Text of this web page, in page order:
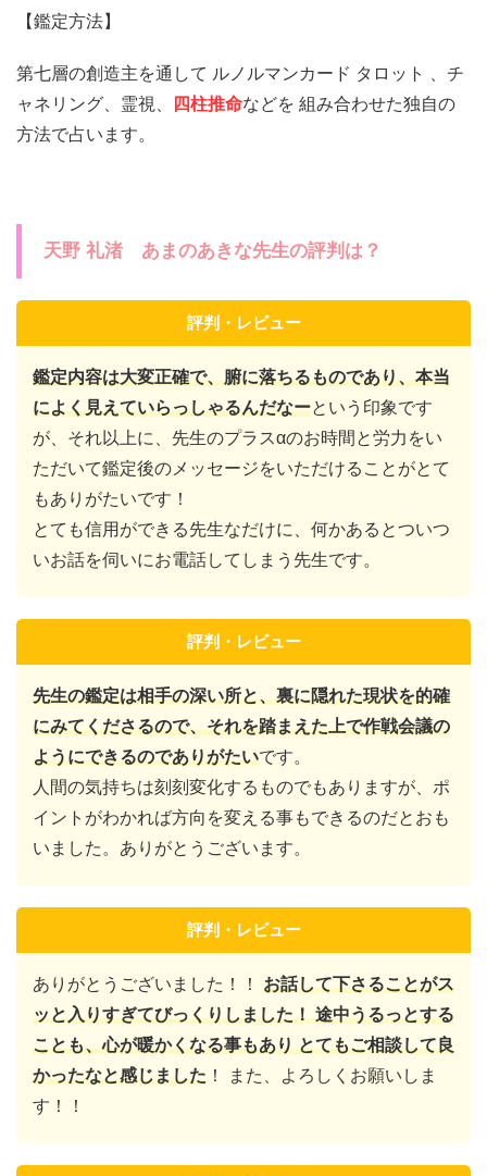
【鑑定方法】
第七層の創造主を通して ルノルマンカード タロット 、チ
ャネリング、霊視、
四柱推命などを 組み合わせた独自の
方法で占います。
天野 礼渚 あまのあきな先生の評判は？
評判・レビュー
鑑定内容は大変正確で、腑に落ちるものであり、本当
によく見えていらっしゃるんだなーという印象です
が、それ以上に、先生のプラスαのお時間と労力をい
ただいて鑑定後のメッセージをいただけることがとて
もありがたいです！
とても信用ができる先生なだけに、何かあるとついつ
いお話を伺いにお電話してしまう先生です。
評判・レビュー
先生の鑑定は相手の深い所と、裏に隠れた現状を的確
にみてくださるので、それを踏まえた上で作戦会議の
ようにできるのでありがたいです。
人間の気持ちは刻刻変化するものでもありますが、ポ
イントがわかれば方向を変える事もできるのだとおも
いました。ありがとうございます。
評判・レビュー
ありがとうございました！！ お話して下さることがス
ッと入りすぎてびっくりしました！ 途中うるっとする
ことも、心が暖かくなる事もあり とてもご相談して良
かったなと感じました ！ また、よろしくお願いしま
す！！